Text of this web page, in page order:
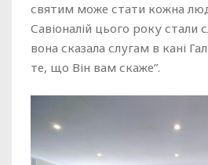
святим може стати кожна
Савіоналій цього року стали
вона сказала слугам в кані
те, що Він вам скаже”.